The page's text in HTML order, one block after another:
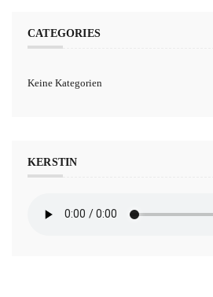
CATEGORIES
Keine Kategorien
KERSTIN